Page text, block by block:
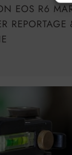
EOS R6
REPORTAGE